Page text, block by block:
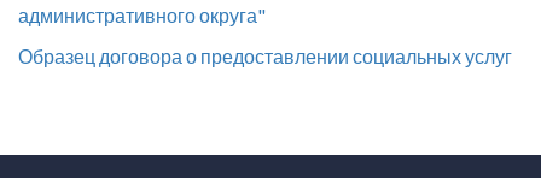
административного округа"
Образец договора о предоставлении социальных услуг